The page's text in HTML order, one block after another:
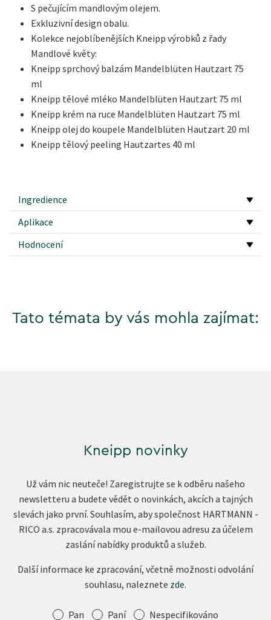
S pečujícím mandlovým olejem.
Exkluzivní design obalu.
Kolekce nejoblíbenějších Kneipp výrobků z řady
Mandlové květy:
Kneipp sprchový balzám Mandelblüten Hautzart 75
ml
Kneipp tělové mléko Mandelblüten Hautzart 75 ml
Kneipp krém na ruce Mandelblüten Hautzart 75 ml
Kneipp olej do koupele Mandelblüten Hautzart 20 ml
Kneipp tělový peeling Hautzartes 40 ml
Ingredience
Aplikace
Hodnocení
Tato témata by vás mohla zajímat:
Kneipp novinky
Už vám nic neuteče! Zaregistrujte se k odběru našeho
newsletteru a budete vědět o novinkách, akcích a tajných
slevách jako první. Souhlasím, aby společnost HARTMANN -
RICO a.s. zpracovávala mou e-mailovou adresu za účelem
zaslání nabídky produktů a služeb.
Další informace ke zpracování, včetně možnosti odvolání
souhlasu, naleznete zde.
Oslovení Pan Paní Nespecifikováno